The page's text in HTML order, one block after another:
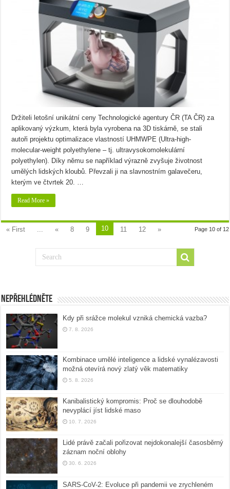
Držiteli letošní unikátní ceny Technologické agentury ČR (TA ČR) za
aplikovaný výzkum, která byla vyrobena na 3D tiskárně, se stali
autoři projektu optimalizace vlastností UHMWPE (Ultra-high-
molecular-weight polyethylene – tj. ultravysokomolekulární
polyethylen). Díky němu se například výrazně zvyšuje životnost
umělých lidských kloubů. Převzali ji na slavnostním galavečeru,
kterým ve čtvrtek 20. …
Read More »
Page 10 of 12
« First « 8 9 10 11 12 »
Nepřehlédněte
Kdy při srážce molekul vzniká chemická vazba?
7. 8. 2026
Kombinace umělé inteligence a lidské vynalézavosti
možná otevírá nový zlatý věk matematiky
5. 8. 2026
Kanibalistický kompromis: Proč se dlouhodobě
nevyplácí jíst lidské maso
10. 7. 2026
Lidé právě začali pořizovat nejdokonalejší časosběrný
záznam noční oblohy
30. 6. 2026
SARS-CoV-2: Evoluce při pandemii ve zrychleném